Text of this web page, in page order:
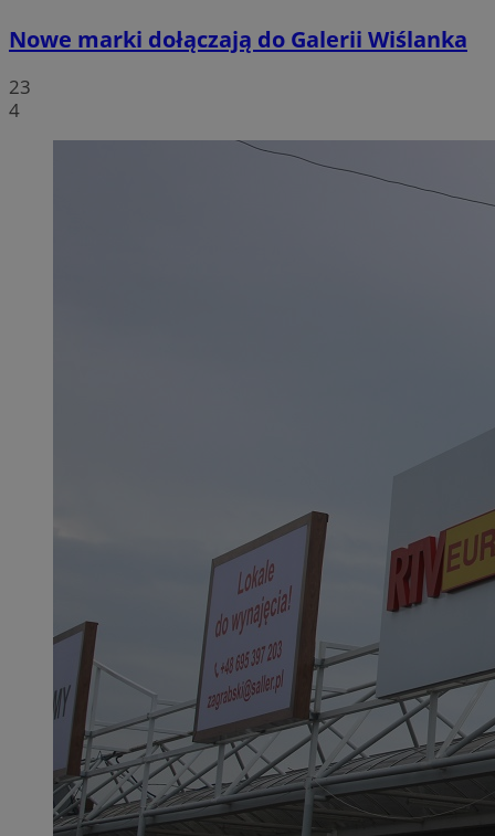
Nowe marki dołączają do Galerii Wiślanka
23
4